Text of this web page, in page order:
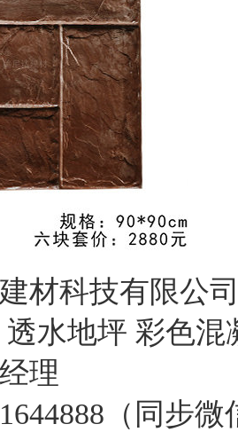
材科技有限公
透水地坪 彩色
理
（同步微